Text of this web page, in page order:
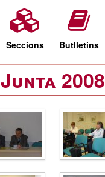
Seccions Butlletins
Junta 2008